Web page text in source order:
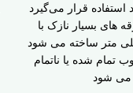
قرار می‌گیرد
های بسیار نازک با
کمتر از 3 میلی متر ساخته می شود
تمام شده یا ناتمام
می شود